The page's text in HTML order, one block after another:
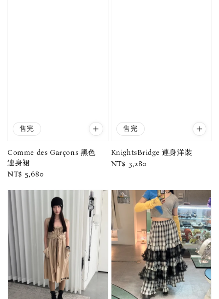
售完
Comme des Garçons 黑色
連身裙
Regular
NT$ 5,680
售完
KnightsBridge 連身洋裝
Regular
NT$ 3,280